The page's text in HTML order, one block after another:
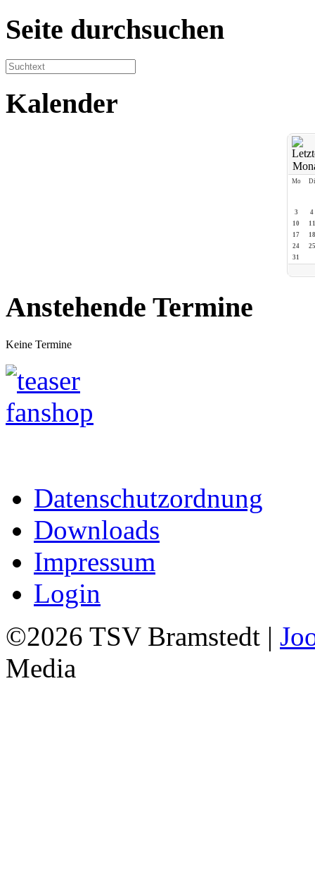
Seite durchsuchen
Kalender
Mo Di
3
4
10
11
17
18
24
25
31
Anstehende Termine
Keine Termine
Datenschutzordnung
Downloads
Impressum
Login
©2026 TSV Bramstedt |
Media